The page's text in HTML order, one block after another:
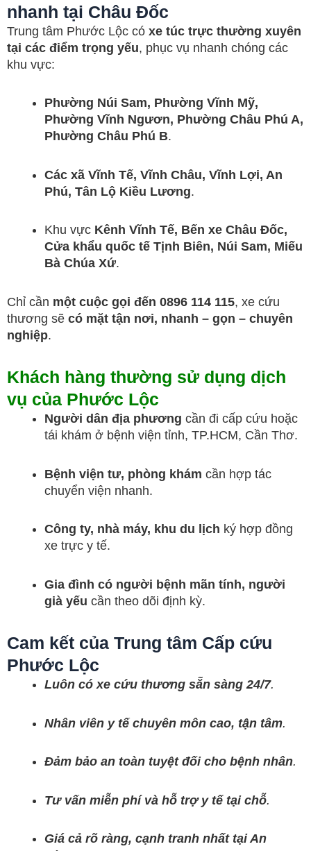
nhanh tại Châu Đốc
Trung tâm Phước Lộc có xe túc trực thường xuyên
tại các điểm trọng yếu, phục vụ nhanh chóng các
khu vực:
Phường Núi Sam, Phường Vĩnh Mỹ,
Phường Vĩnh Ngươn, Phường Châu Phú A,
Phường Châu Phú B.
Các xã Vĩnh Tế, Vĩnh Châu, Vĩnh Lợi, An
Phú, Tân Lộ Kiều Lương.
Khu vực Kênh Vĩnh Tế, Bến xe Châu Đốc,
Cửa khẩu quốc tế Tịnh Biên, Núi Sam, Miếu
Bà Chúa Xứ.
Chỉ cần một cuộc gọi đến 0896 114 115, xe cứu
thương sẽ có mặt tận nơi, nhanh – gọn – chuyên
nghiệp.
Khách hàng thường sử dụng dịch
vụ của Phước Lộc
Người dân địa phương cần đi cấp cứu hoặc
tái khám ở bệnh viện tỉnh, TP.HCM, Cần Thơ.
Bệnh viện tư, phòng khám cần hợp tác
chuyển viện nhanh.
Công ty, nhà máy, khu du lịch ký hợp đồng
xe trực y tế.
Gia đình có người bệnh mãn tính, người
già yếu cần theo dõi định kỳ.
Cam kết của Trung tâm Cấp cứu
Phước Lộc
Luôn có xe cứu thương sẵn sàng 24/7.
Nhân viên y tế chuyên môn cao, tận tâm.
Đảm bảo an toàn tuyệt đối cho bệnh nhân.
Tư vấn miễn phí và hỗ trợ y tế tại chỗ.
Giá cả rõ ràng, cạnh tranh nhất tại An